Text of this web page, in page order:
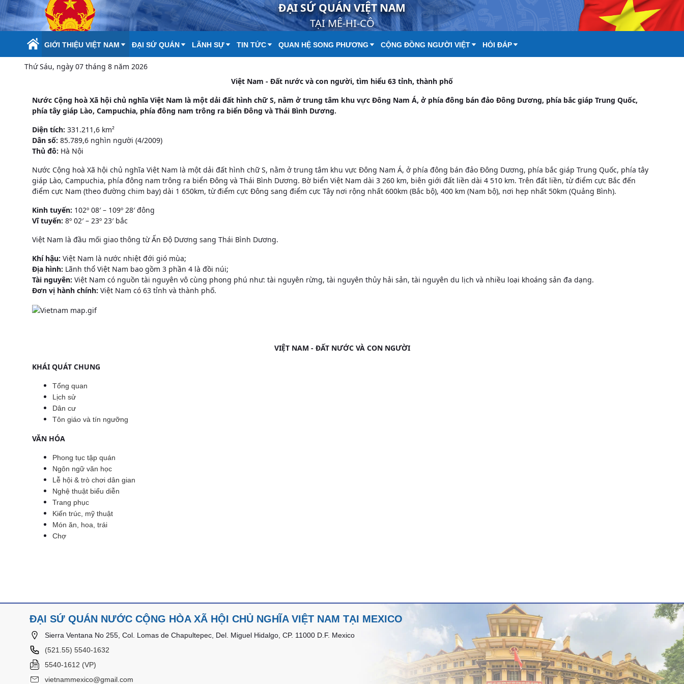
Skip to Main Content ĐẠI SỨ QUÁN VIỆT NAM
TẠI MÊ-HI-CÔ
GIỚI THIỆU VIỆT NAM ĐẠI SỨ QUÁN LÃNH SỰ TIN TỨC QUAN HỆ SONG PHƯƠNG CỘNG ĐỒNG NGƯỜI VIỆT HỎI ĐÁP
Thứ Sáu, ngày 07 tháng 8 năm 2026
Việt Nam - Đất nước và con người, tìm hiểu 63 tỉnh, thành phố
Nước Cộng hoà Xã hội chủ nghĩa Việt Nam là một dải đất hình chữ S, nằm ở trung tâm khu vực Đông Nam Á, ở phía đông bán đảo Đông Dương, phía bắc giáp Trung Quốc,
phía tây giáp Lào, Campuchia, phía đông nam trông ra biển Đông và Thái Bình Dương.
Diện tích: 331.211,6 km²
Dân số: 85.789,6 nghìn người (4/2009)
Thủ đô: Hà Nội
Nước Cộng hoà Xã hội chủ nghĩa Việt Nam là một dải đất hình chữ S, nằm ở trung tâm khu vực Đông Nam Á, ở phía đông bán đảo Đông Dương, phía bắc giáp Trung Quốc, phía tây
giáp Lào, Campuchia, phía đông nam trông ra biển Đông và Thái Bình Dương. Bờ biển Việt Nam dài 3 260 km, biên giới đất liền dài 4 510 km. Trên đất liền, từ điểm cực Bắc đến
điểm cực Nam (theo đường chim bay) dài 1 650km, từ điểm cực Đông sang điểm cực Tây nơi rộng nhất 600km (Bắc bộ), 400 km (Nam bộ), nơi hẹp nhất 50km (Quảng Bình).
Kinh tuyến: 102º 08′ – 109º 28′ đông
Vĩ tuyến: 8º 02′ – 23º 23′ bắc
Việt Nam là đầu mối giao thông từ Ấn Độ Dương sang Thái Bình Dương.
Khí hậu: Việt Nam là nước nhiệt đới gió mùa;
Địa hình: Lãnh thổ Việt Nam bao gồm 3 phần 4 là đồi núi;
Tài nguyên: Việt Nam có nguồn tài nguyên vô cùng phong phú như: tài nguyên rừng, tài nguyên thủy hải sản, tài nguyên du lịch và nhiều loại khoáng sản đa dạng.
Đơn vị hành chính: Việt Nam có 63 tỉnh và thành phố.
VIỆT NAM - ĐẤT NƯỚC VÀ CON NGƯỜI
KHÁI QUÁT CHUNG
Tổng quan
Lịch sử
Dân cư
Tôn giáo và tín ngưỡng
VĂN HÓA
Phong tục tập quán
Ngôn ngữ văn học
Lễ hội & trò chơi dân gian
Nghệ thuật biểu diễn
Trang phục
Kiến trúc, mỹ thuật
Món ăn, hoa, trái
Chợ
ĐẠI SỨ QUÁN NƯỚC CỘNG HÒA XÃ HỘI CHỦ NGHĨA VIỆT NAM TẠI MEXICO
Sierra Ventana No 255, Col. Lomas de Chapultepec, Del. Miguel Hidalgo, CP. 11000 D.F. Mexico
(521.55) 5540-1632
5540-1612 (VP)
vietnammexico@gmail.com